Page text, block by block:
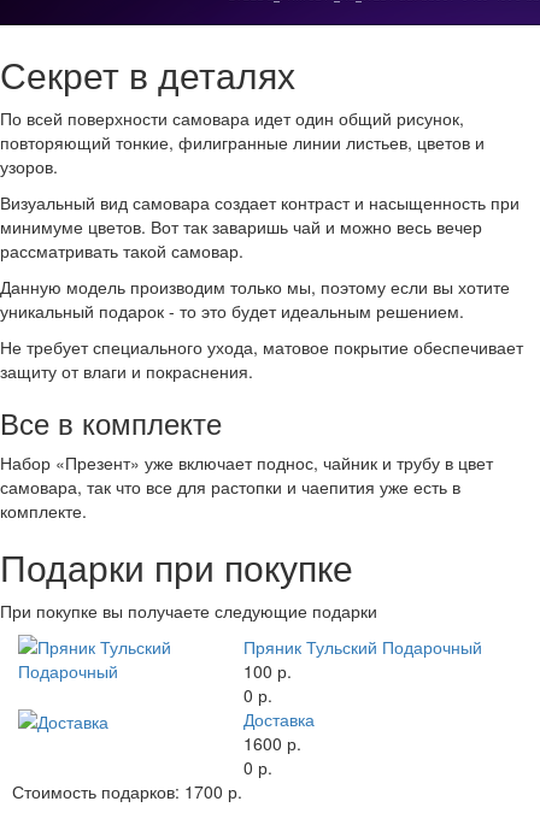
Секрет в деталях
По всей поверхности самовара идет один общий рисунок,
повторяющий тонкие, филигранные линии листьев, цветов и
узоров.
Визуальный вид самовара создает контраст и насыщенность при
минимуме цветов. Вот так заваришь чай и можно весь вечер
рассматривать такой самовар.
Данную модель производим только мы, поэтому если вы хотите
уникальный подарок - то это будет идеальным решением.
Не требует специального ухода, матовое покрытие обеспечивает
защиту от влаги и покраснения.
Все в комплекте
Набор «Презент» уже включает поднос, чайник и трубу в цвет
самовара, так что все для растопки и чаепития уже есть в
комплекте.
Подарки при покупке
При покупке вы получаете следующие подарки
Пряник Тульский Подарочный
100 р.
0 р.
Доставка
1600 р.
0 р.
Стоимость подарков: 1700 р.